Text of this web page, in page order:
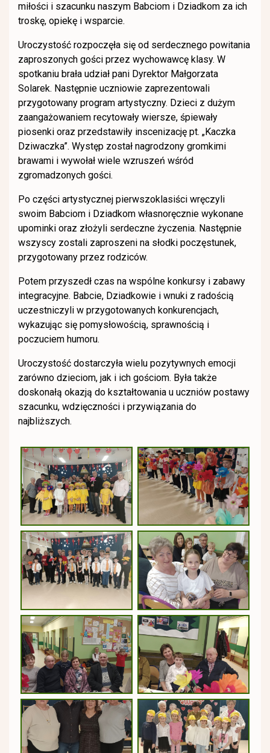
miłości i szacunku naszym Babciom i Dziadkom za ich
troskę, opiekę i wsparcie.
Uroczystość rozpoczęła się od serdecznego powitania
zaproszonych gości przez wychowawcę klasy. W
spotkaniu brała udział pani Dyrektor Małgorzata
Solarek. Następnie uczniowie zaprezentowali
przygotowany program artystyczny. Dzieci z dużym
zaangażowaniem recytowały wiersze, śpiewały
piosenki oraz przedstawiły inscenizację pt. „Kaczka
Dziwaczka”. Występ został nagrodzony gromkimi
brawami i wywołał wiele wzruszeń wśród
zgromadzonych gości.
Po części artystycznej pierwszoklasiści wręczyli
swoim Babciom i Dziadkom własnoręcznie wykonane
upominki oraz złożyli serdeczne życzenia. Następnie
wszyscy zostali zaproszeni na słodki poczęstunek,
przygotowany przez rodziców.
Potem przyszedł czas na wspólne konkursy i zabawy
integracyjne. Babcie, Dziadkowie i wnuki z radością
uczestniczyli w przygotowanych konkurencjach,
wykazując się pomysłowością, sprawnością i
poczuciem humoru.
Uroczystość dostarczyła wielu pozytywnych emocji
zarówno dzieciom, jak i ich gościom. Była także
doskonałą okazją do kształtowania u uczniów postawy
szacunku, wdzięczności i przywiązania do
najbliższych.